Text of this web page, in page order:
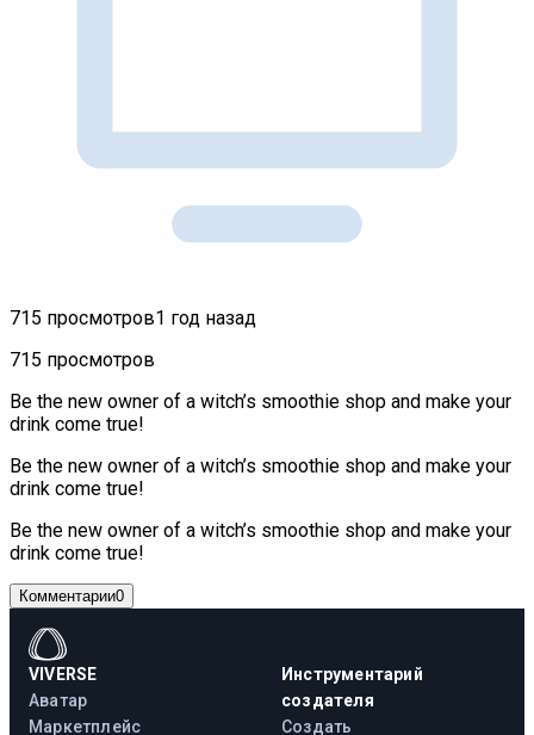
715 просмотров1 год назад
715 просмотров
Be the new owner of a witch’s smoothie shop and make your
drink come true!
Be the new owner of a witch’s smoothie shop and make your
drink come true!
Be the new owner of a witch’s smoothie shop and make your
drink come true!
Комментарии0
VIVERSE
Аватар
Маркетплейс
Инструментарий
создателя
Создать